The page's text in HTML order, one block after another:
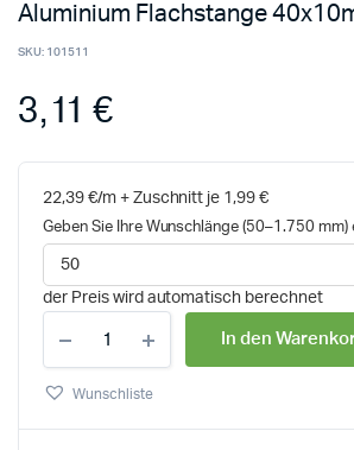
Aluminium Flachstange
SKU: 101511
3,11 €
22,39 €/m + Zuschnitt je 1,99 €
Geben Sie Ihre Wunschlänge (50–1.750 mm)
der Preis wird automatisch berechnet
In den
Wunschliste